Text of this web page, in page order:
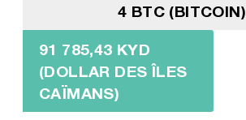
4 BTC (BITCOIN)
91 785,43 KYD
(DOLLAR DES ÎLES
CAÏMANS)